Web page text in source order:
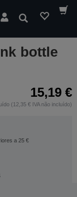
Pesquisar
bottle
15,19 €
(12,35 € IVA não incluído)
a 25 €